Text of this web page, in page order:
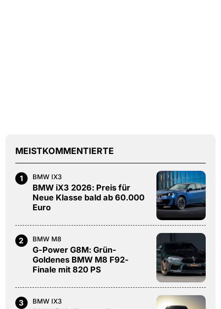
MEISTKOMMENTIERTE
1 BMW IX3
BMW iX3 2026: Preis für
Neue Klasse bald ab 60.000
Euro
2 BMW M8
G-Power G8M: Grün-
Goldenes BMW M8 F92-
Finale mit 820 PS
3 BMW IX3